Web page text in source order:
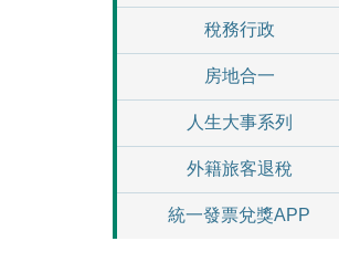
稅務行政
房地合一
人生大事系列
外籍旅客退稅
統一發票兌獎APP